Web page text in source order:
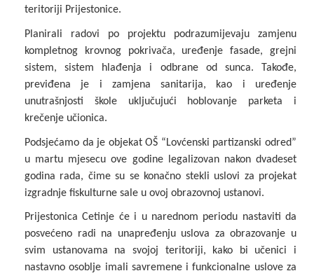
teritoriji Prijestonice.
Planirali radovi po projektu podrazumijevaju zamjenu
kompletnog krovnog pokrivača, uređenje fasade, grejni
sistem, sistem hlađenja i odbrane od sunca. Takođe,
previđena je i zamjena sanitarija, kao i uređenje
unutrašnjosti škole uključujući hoblovanje parketa i
krečenje učionica.
Podsjećamo da je objekat OŠ “Lovćenski partizanski odred”
u martu mjesecu ove godine legalizovan nakon dvadeset
godina rada, čime su se konačno stekli uslovi za projekat
izgradnje fiskulturne sale u ovoj obrazovnoj ustanovi.
Prijestonica Cetinje će i u narednom periodu nastaviti da
posvećeno radi na unapređenju uslova za obrazovanje u
svim ustanovama na svojoj teritoriji, kako bi učenici i
nastavno osoblje imali savremene i funkcionalne uslove za